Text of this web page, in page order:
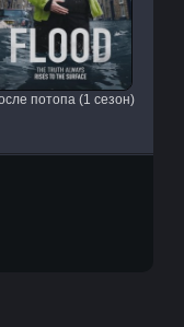
потопа (1 сезон)